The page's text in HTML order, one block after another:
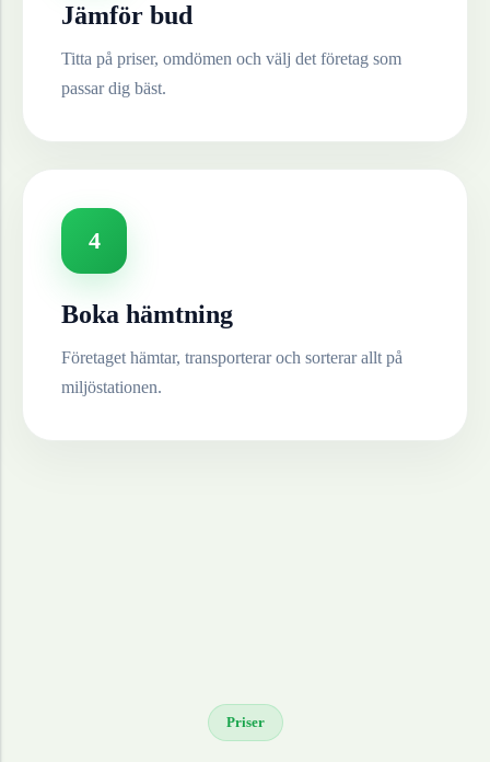
Jämför bud
Titta på priser, omdömen och välj det företag som
passar dig bäst.
4
Boka hämtning
Företaget hämtar, transporterar och sorterar allt på
miljöstationen.
Priser